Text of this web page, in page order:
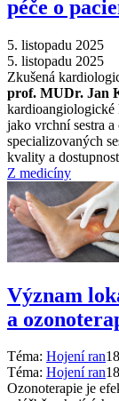
péče o
5. listopadu 2025
5. listopadu 2025
Zkušená
prof. MUDr. Jan
jako vrchní sestra
specializovaných
kvality a
Z medicíny
Význam
a
Téma: Hojení ran
Téma: Hojení ran
Ozonoterapie je